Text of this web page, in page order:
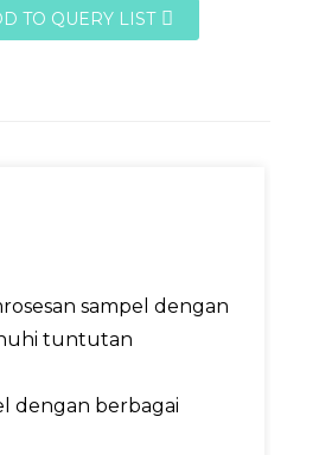
TO QUERY LIST
sampel dengan
tuntutan
dengan berbagai